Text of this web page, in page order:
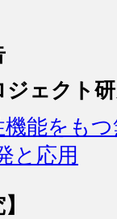
ジェクト
機能をも
と応用